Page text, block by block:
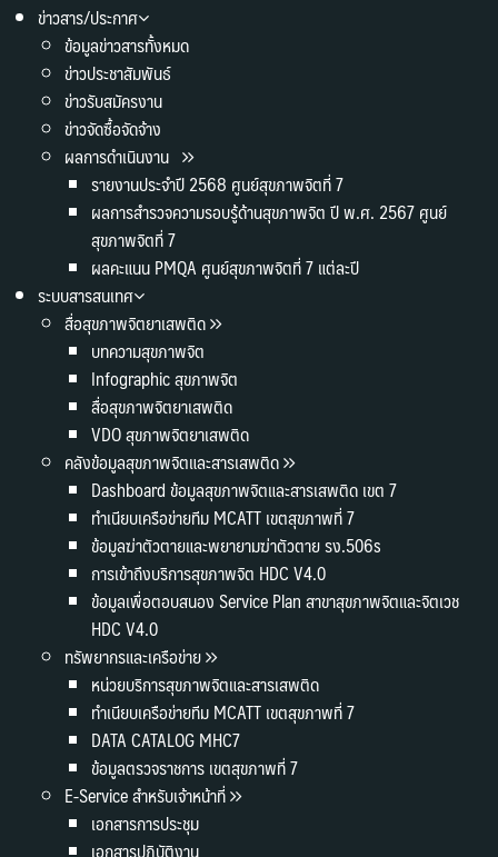
ข่าวสาร/ประกาศ
ข้อมูลข่าวสารทั้งหมด
ข่าวประชาสัมพันธ์
ข่าวรับสมัครงาน
ข่าวจัดซื้อจัดจ้าง
ผลการดำเนินงาน
รายงานประจำปี 2568 ศูนย์สุขภาพจิตที่ 7
ผลการสำรวจความรอบรู้ด้านสุขภาพจิต ปี พ.ศ. 2567 ศูนย์
สุขภาพจิตที่ 7
ผลคะแนน PMQA ศูนย์สุขภาพจิตที่ 7 แต่ละปี
ระบบสารสนเทศ
สื่อสุขภาพจิตยาเสพติด
บทความสุขภาพจิต
Infographic สุขภาพจิต
สื่อสุขภาพจิตยาเสพติด
VDO สุขภาพจิตยาเสพติด
คลังข้อมูลสุขภาพจิตและสารเสพติด
Dashboard ข้อมูลสุขภาพจิตและสารเสพติด เขต 7
ทำเนียบเครือข่ายทีม MCATT เขตสุขภาพที่ 7
ข้อมูลฆ่าตัวตายและพยายามฆ่าตัวตาย รง.506s
การเข้าถึงบริการสุขภาพจิต HDC V4.0
ข้อมูลเพื่อตอบสนอง Service Plan สาขาสุขภาพจิตและจิตเวช
HDC V4.0
ทรัพยากรและเครือข่าย
หน่วยบริการสุขภาพจิตและสารเสพติด
ทำเนียบเครือข่ายทีม MCATT เขตสุขภาพที่ 7
DATA CATALOG MHC7
ข้อมูลตรวจราชการ เขตสุขภาพที่ 7
E-Service สำหรับเจ้าหน้าที่
เอกสารการประชุม
เอกสารปฏิบัติงาน